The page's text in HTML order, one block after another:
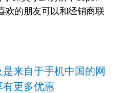
欢的朋友可以和经销商联
来自于手机中国的网
更多优惠